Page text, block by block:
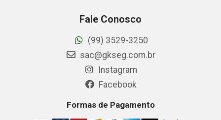
Fale Conosco
(99) 3529-3250
sac@gkseg.com.br
Instagram
Facebook
Formas de Pagamento